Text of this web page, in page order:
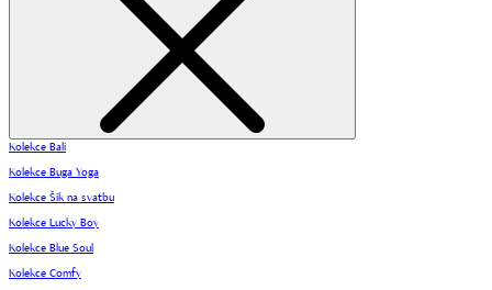
Kolekce Bali
Kolekce Buga Yoga
Kolekce Šik na svatbu
Kolekce Lucky Boy
Kolekce Blue Soul
Kolekce Comfy